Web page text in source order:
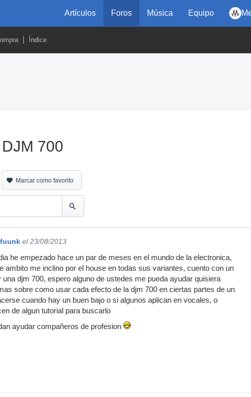
Artículos Foros Música Equipo
Índice
700
Marcar como favorito
el 23/08/2013
he empezado hace un par de meses en el mundo de la electronica,
ambito me inclino por el house en todas sus variantes, cuento con un
una djm 700, espero alguno de ustedes me pueda ayudar quisiera
sobre como usar cada efecto de la djm 700 en ciertas partes de un
cuando hay un buen bajo o si algunos aplican en vocales, o
de algun tutorial para buscarlo
ayudar compañeros de profesion